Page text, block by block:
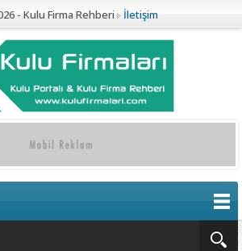
- Kulu Firma Rehberi İletişim